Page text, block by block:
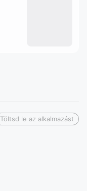
Töltsd le az alkalmazást